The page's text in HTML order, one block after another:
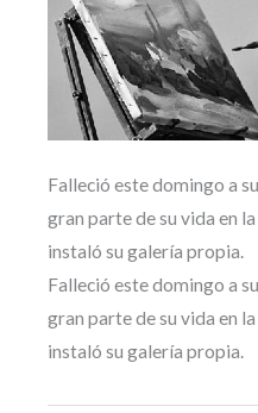
Falleció este domingo a
gran parte de su vida en
instaló su galería propia.
Falleció este domingo a
gran parte de su vida en
instaló su galería propia.